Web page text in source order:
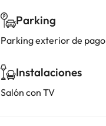
Parking
Parking exterior de pago
Instalaciones
Salón con TV